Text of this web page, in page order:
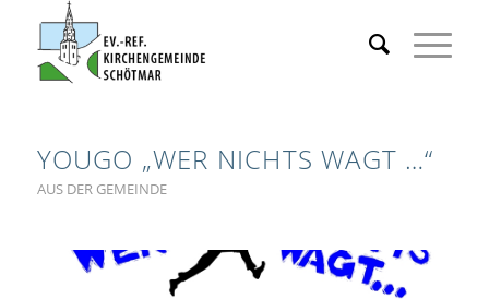
YOUGO „WER NICHTS WAGT …“
AUS DER GEMEINDE